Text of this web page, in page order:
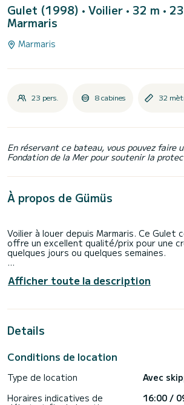
Gulet (1998) • Voilier • 32 m •
Marmaris
Marmaris
23 pers. 8 cabines 32
En réservant ce bateau, vous pouvez faire
Fondation de la Mer pour soutenir la
À propos de Gümüs
Voilier à louer depuis Marmaris. Ce Gulet
offre un excellent qualité/prix pour une
quelques jours ou quelques semaines.
capacité d'embarcation de 23 personnes.
de Marmaris
Ce Gulet est pourvu de 8 toilettes avec
Climatisation.
N'hésitez pas à nous contacter pour
Afficher toute la description
Details
Conditions de location
Type de location
Avec
Horaires indicatives de
16:00 /